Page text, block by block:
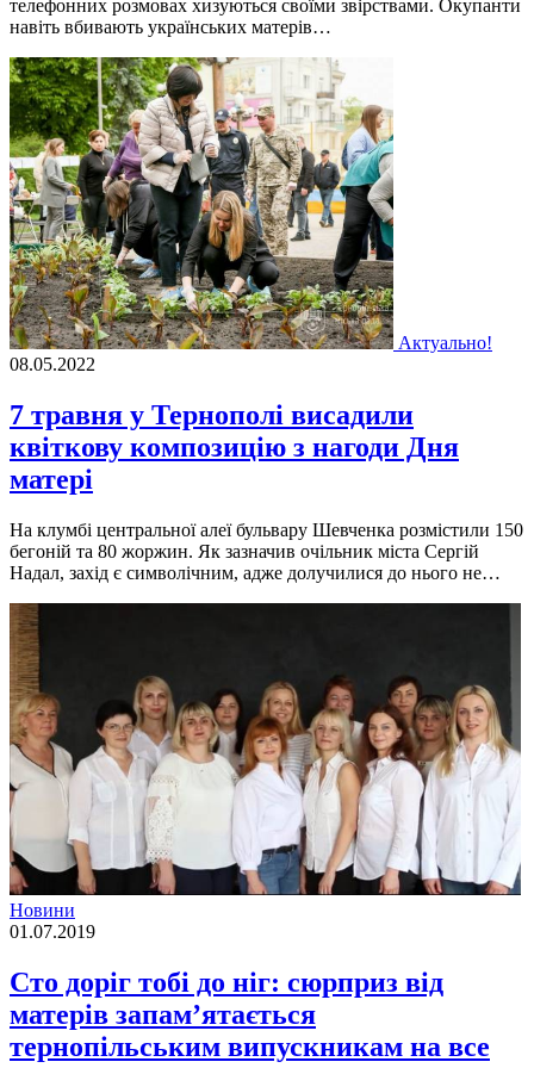
телефонних розмовах хизуються своїми звірствами. Окупанти
навіть вбивають українських матерів…
Актуально!
08.05.2022
7 травня у Тернополі висадили
квіткову композицію з нагоди Дня
матері
На клумбі центральної алеї бульвару Шевченка розмістили 150
бегоній та 80 жоржин. Як зазначив очільник міста Сергій
Надал, захід є символічним, адже долучилися до нього не…
Новини
01.07.2019
Сто доріг тобі до ніг: сюрприз від
матерів запам’ятається
тернопільським випускникам на все